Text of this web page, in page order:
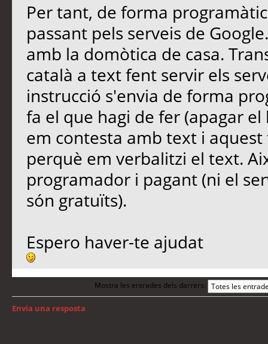
Per tant, de forma
passant pels serveis de
amb la domòtica de casa.
català a text fent servir els
instrucció s'envia de forma
fa el que hagi de fer (apagar el
em contesta amb text i
perquè em verbalitzi el text.
programador i pagant (ni el
són gratuïts).
Espero haver-te ajudat
Mostra les entrades dels darrers:
Envia una resposta